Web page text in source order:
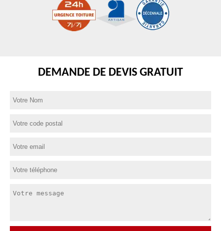
DEMANDE DE DEVIS GRATUIT